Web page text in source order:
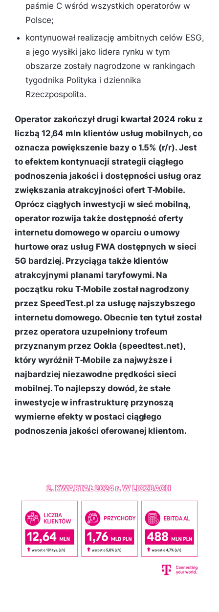
paśmie C wśród wszystkich operatorów w
Polsce;
kontynuował realizację ambitnych celów ESG,
a jego wysiłki jako lidera rynku w tym
obszarze zostały nagrodzone w rankingach
tygodnika Polityka i dziennika
Rzeczpospolita.
Operator zakończył drugi kwartał 2024 roku z
liczbą 12,64 mln klientów usług mobilnych, co
oznacza powiększenie bazy o 1.5% (r/r). Jest
to efektem kontynuacji strategii ciągłego
podnoszenia jakości i dostępności usług oraz
zwiększania atrakcyjności ofert T‑Mobile.
Oprócz ciągłych inwestycji w sieć mobilną,
operator rozwija także dostępność oferty
internetu domowego w oparciu o umowy
hurtowe oraz usług FWA dostępnych w sieci
5G bardziej. Przyciąga także klientów
atrakcyjnymi planami taryfowymi. Na
początku roku T‑Mobile został nagrodzony
przez SpeedTest.pl za usługę najszybszego
internetu domowego. Obecnie ten tytuł został
przez operatora uzupełniony trofeum
przyznanym przez Ookla (speedtest.net),
który wyróżnił T‑Mobile za najwyższe i
najbardziej niezawodne prędkości sieci
mobilnej. To najlepszy dowód, że stałe
inwestycje w infrastrukturę przynoszą
wymierne efekty w postaci ciągłego
podnoszenia jakości oferowanej klientom.